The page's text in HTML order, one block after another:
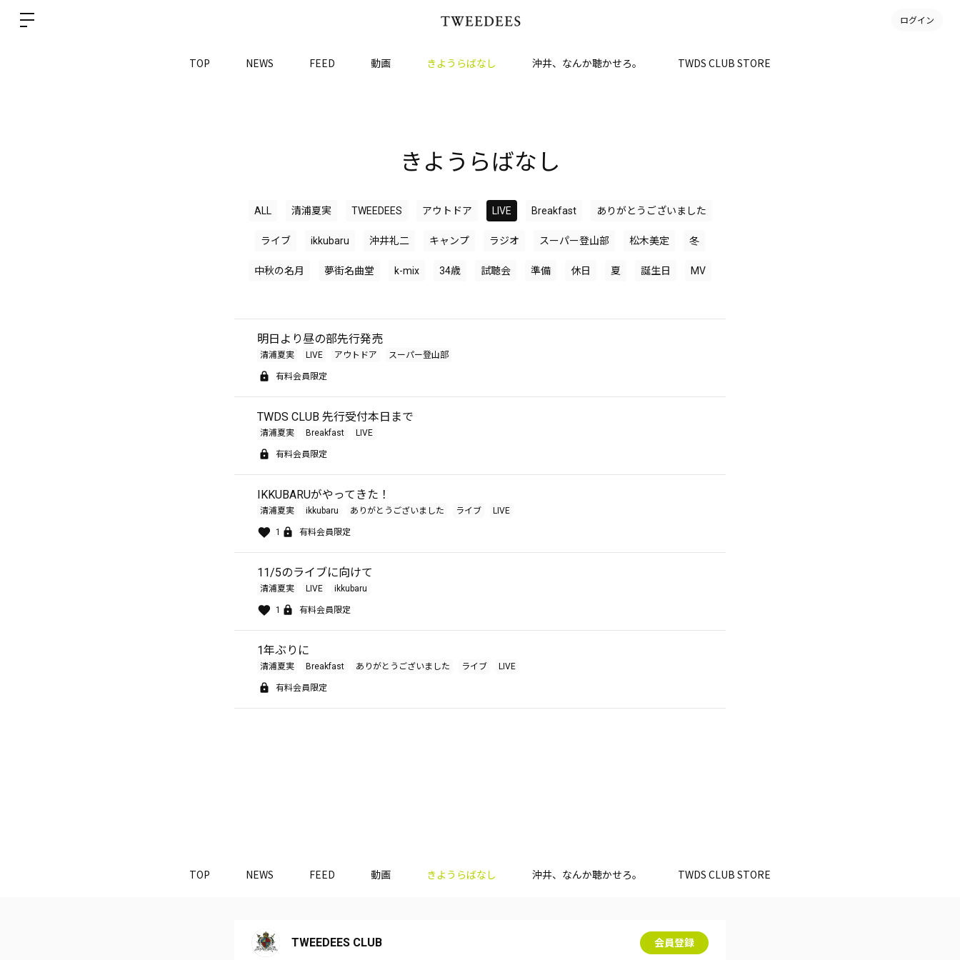
ログイン
TOP NEWS FEED 動画 きようらばなし 沖井、なんか聴かせろ。 TWDS CLUB STORE
きようらばなし
ALL 清浦夏実 TWEEDEES アウトドア LIVE Breakfast ありがとうございました
ライブ ikkubaru 沖井礼二 キャンプ ラジオ スーパー登山部 松木美定 冬
中秋の名月 夢街名曲堂 k-mix 34歳 試聴会 準備 休日 夏 誕生日 MV
明日より昼の部先行発売
清浦夏実 LIVE アウトドア スーパー登山部
有料会員限定
TWDS CLUB 先行受付本日まで
清浦夏実 Breakfast LIVE
有料会員限定
IKKUBARUがやってきた！
清浦夏実 ikkubaru ありがとうございました ライブ LIVE
1 有料会員限定
11/5のライブに向けて
清浦夏実 LIVE ikkubaru
1 有料会員限定
1年ぶりに
清浦夏実 Breakfast ありがとうございました ライブ LIVE
有料会員限定
TOP NEWS FEED 動画 きようらばなし 沖井、なんか聴かせろ。 TWDS CLUB STORE
TWEEDEES CLUB 会員登録